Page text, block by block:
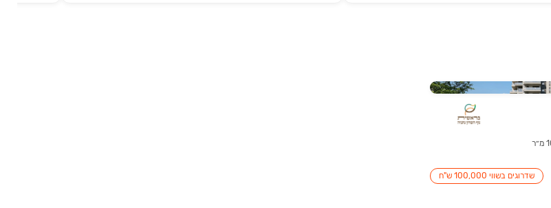
שדרוגים בשווי 100,000 ש"ח